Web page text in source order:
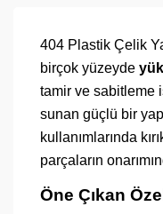
404 Plastik Çelik
birçok yüzeyde
tamir ve sabitleme
sunan güçlü bir
kullanımlarında
parçaların
Öne Çıkan